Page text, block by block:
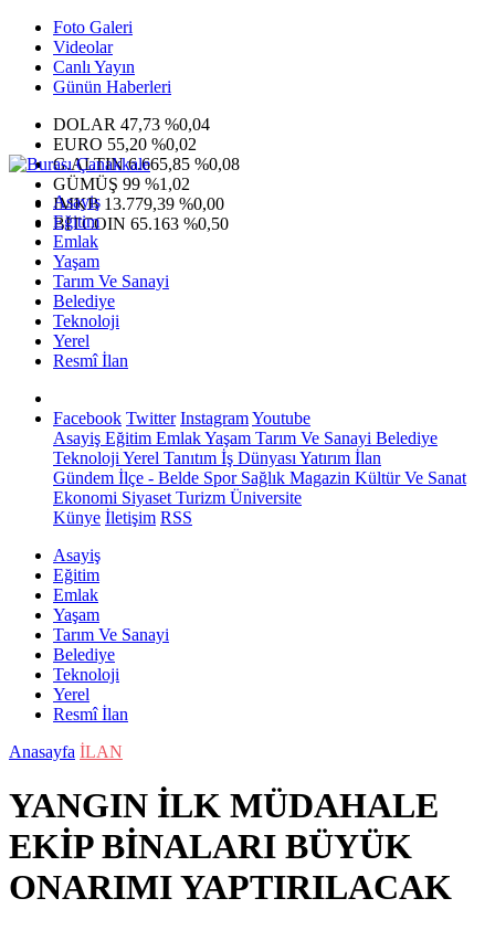
Foto Galeri
Videolar
Canlı Yayın
Günün Haberleri
DOLAR 47,73 %0,04
EURO 55,20 %0,02
G.ALTIN6.665,85 %0,08
GÜMÜŞ 99 %1,02
IMKB 13.779,39 %0,00
BITCOIN 65.163 %0,50
Asayiş
Eğitim
Emlak
Yaşam
Tarım Ve Sanayi
Belediye
Teknoloji
Yerel
Resmî İlan
Facebook Twitter InstagramYoutube
Asayiş Eğitim EmlakYaşam Tarım Ve Sanayi Belediye
Teknoloji Yerel Tanıtım İş Dünyası Yatırım İlan
Gündem İlçe - Belde SporSağlık Magazin Kültür Ve Sanat
Ekonomi Siyaset Turizm Üniversite
Künye İletişim RSS
Asayiş
Eğitim
Emlak
Yaşam
Tarım Ve Sanayi
Belediye
Teknoloji
Yerel
Resmî İlan
Anasayfa İLAN
YANGIN İLK MÜDAHALE
EKİP BİNALARI BÜYÜK
ONARIMI YAPTIRILACAK